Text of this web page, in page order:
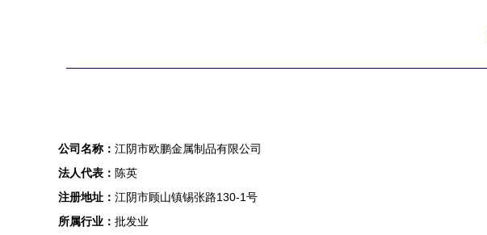
公司名称： 江阴市欧鹏金属制品有限公司
法人代表： 陈英
注册地址： 江阴市顾山镇锡张路130-1号
所属行业： 批发业